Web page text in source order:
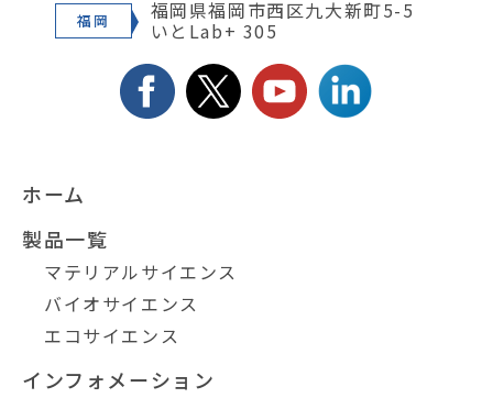
福岡 福岡県福岡市西区九大新町5-5
いとLab+ 305
ホーム
製品一覧
マテリアルサイエンス
バイオサイエンス
エコサイエンス
インフォメーション